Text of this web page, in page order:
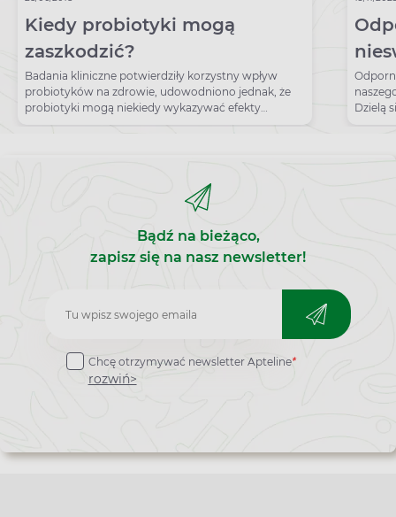
Kiedy probiotyki mogą
zaszkodzić?
Badania kliniczne potwierdziły korzystny wpływ
probiotyków na zdrowie, udowodniono jednak, że
probiotyki mogą niekiedy wykazywać efekty
uboczne.
co
Dzielą
Bądź na bieżąco,
zapisz się na nasz newsletter!
Zapisz
do
newslettera
Chcę otrzymywać newsletter Apteline*
rozwiń>